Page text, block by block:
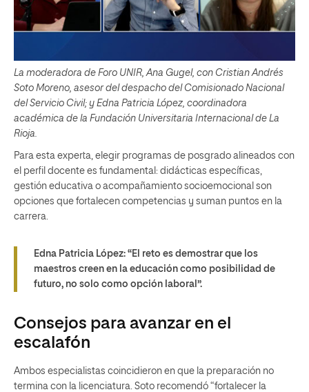
La moderadora de Foro UNIR, Ana Gugel, con Cristian Andrés
Soto Moreno, asesor del despacho del Comisionado Nacional
del Servicio Civil; y Edna Patricia López, coordinadora
académica de la Fundación Universitaria Internacional de La
Rioja.
Para esta experta, elegir programas de posgrado alineados con
el perfil docente es fundamental: didácticas específicas,
gestión educativa o acompañamiento socioemocional son
opciones que fortalecen competencias y suman puntos en la
carrera.
Edna Patricia López: “El reto es demostrar que los
maestros creen en la educación como posibilidad de
futuro, no solo como opción laboral”.
Consejos para avanzar en el
escalafón
Ambos especialistas coincidieron en que la preparación no
termina con la licenciatura. Soto recomendó “fortalecer la